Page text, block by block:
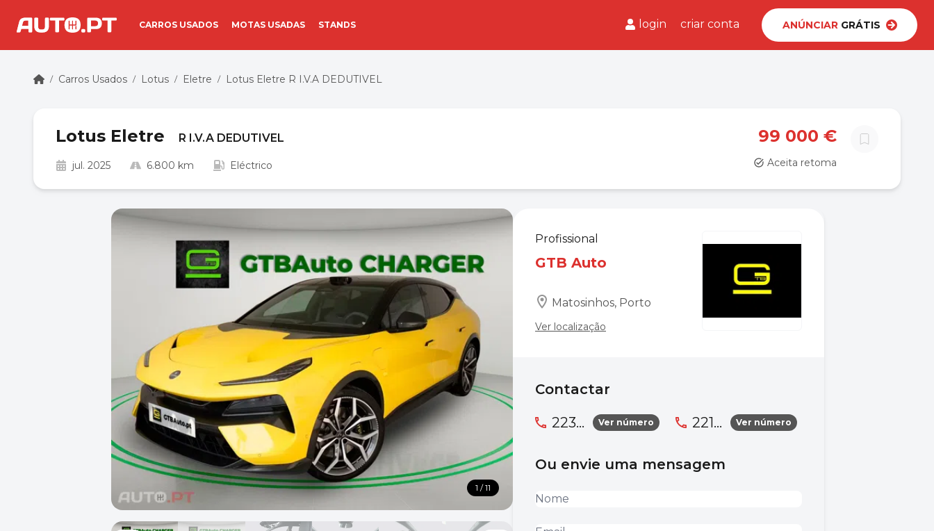
CARROS USADOS MOTAS USADAS STANDS login criar conta ANÚNCIARGRÁTIS
/ Carros Usados / Lotus / Eletre / Lotus Eletre R I.V.A DEDUTIVEL
Lotus Eletre R I.V.A DEDUTIVEL
jul. 2025 6.800 km Eléctrico
99 000 €
Aceita retoma
1 / 11
Profissional
GTB Auto
Matosinhos, Porto
Ver localização
Contactar
223...
Ver número 221... Ver número
Ou envie uma mensagem